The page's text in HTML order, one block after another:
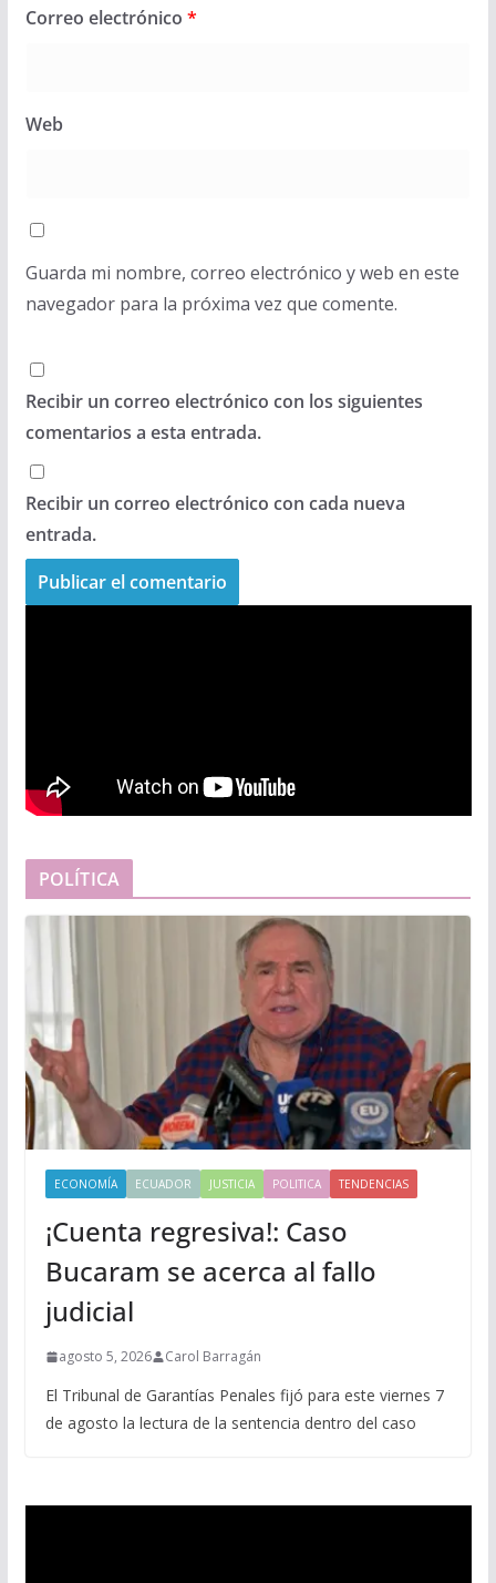
Correo electrónico *
Web
Guarda mi nombre, correo electrónico y web en este
navegador para la próxima vez que comente.
Recibir un correo electrónico con los siguientes
comentarios a esta entrada.
Recibir un correo electrónico con cada nueva
entrada.
POLÍTICA
ECONOMÍA ECUADOR JUSTICIA POLITICA TENDENCIAS
¡Cuenta regresiva!: Caso
Bucaram se acerca al fallo
judicial
agosto 5, 2026 Carol Barragán
El Tribunal de Garantías Penales fijó para este viernes 7
de agosto la lectura de la sentencia dentro del caso